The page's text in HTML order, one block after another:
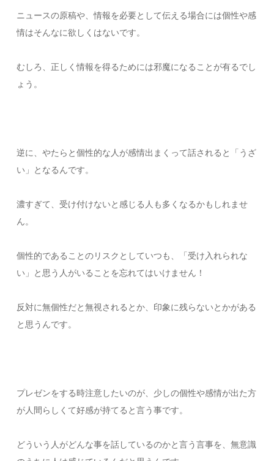
ニュースの原稿や、情報を必要として伝える場合には個性や感
情はそんなに欲しくはないです。
むしろ、正しく情報を得るためには邪魔になることが有るでし
ょう。
逆に、やたらと個性的な人が感情出まくって話されると「うざ
い」となるんです。
濃すぎて、受け付けないと感じる人も多くなるかもしれませ
ん。
個性的であることのリスクとしていつも、「受け入れられな
い」と思う人がいることを忘れてはいけません！
反対に無個性だと無視されるとか、印象に残らないとかがある
と思うんです。
プレゼンをする時注意したいのが、少しの個性や感情が出た方
が人間らしくて好感が持てると言う事です。
どういう人がどんな事を話しているのかと言う言事を、無意識